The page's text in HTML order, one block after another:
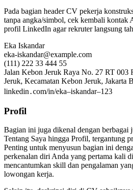
Pada bagian header CV pekerja
tanpa angka/simbol, cek kembali kontak
profil LinkedIn agar rekruter langsung
Eka Iskandar
eka-iskandar@example.com
(111) 222 33 444 55
Jalan Kebon Jeruk Raya No. 27 RT 003
Jeruk, Kecamatan Kebon Jeruk, Jakarta
linkedin․com/in/eka–iskandar–123
Profil
Bagian ini juga dikenal dengan berbagai
Tentang Saya hingga Profil, tergantung
Penting untuk menyusun bagian ini
perkenalan diri Anda yang pertama kali
mencantumkan skill dan pengalaman
lowongan kerja.